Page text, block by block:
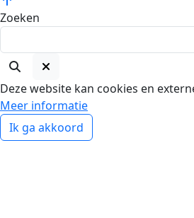
Zoeken
Deze website kan cookies en
Meer informatie
Ik ga akkoord